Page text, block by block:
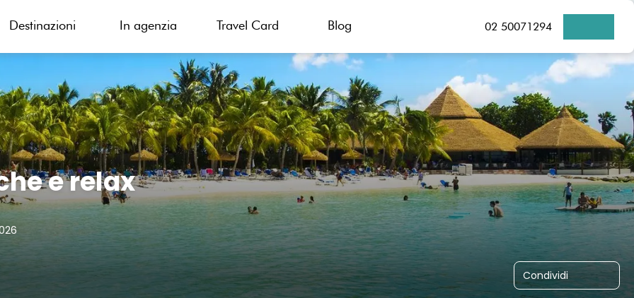
Destinazioni In agenzia Travel Card Blog 02 50071294
e relax
Condividi